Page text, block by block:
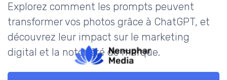
Explorez comment les prompts peuvent
transformer vos photos grâce à ChatGPT, et
découvrez leur impact sur le marketing
digital et la notoriété de marque.